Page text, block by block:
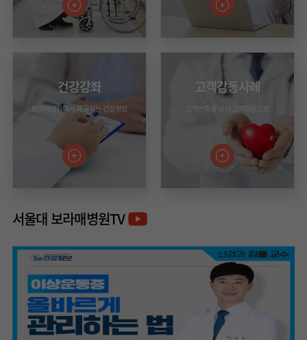
건강강좌
보라매병원에서 제공하는 건강정보
고객감동사례
고객만족을 넘어 고객감동으로
서울대 보라매병원TV